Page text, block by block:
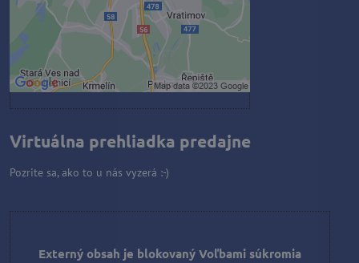
Povoliť a zapamätať - súhlas s
druhom cookie: Funkčné
Otvoriť obsah v novom okne
Virtuálna prehliadka predajne
Pozrite sa, ako to u nás vyzerá :-)
Externý obsah je blokovaný Voľbami súkromia